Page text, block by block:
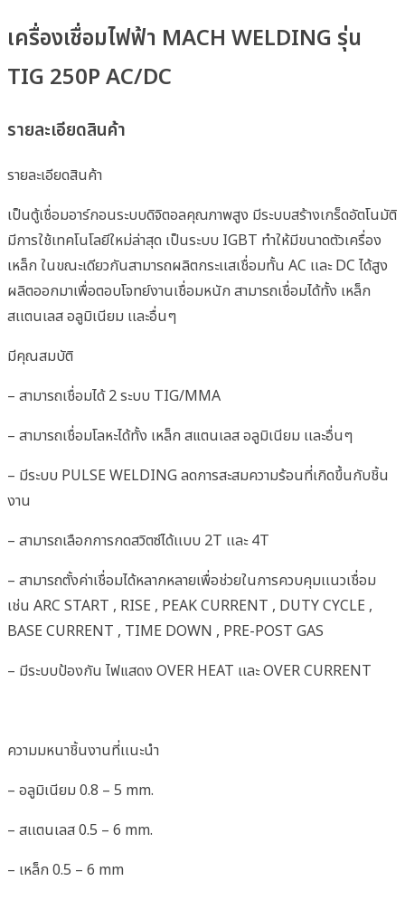
เครื่องเชื่อมไฟฟ้า MACH WELDING รุ่น
TIG 250P AC/DC
รายละเอียดสินค้า
รายละเอียดสินค้า
เป็นตู้เชื่อมอาร์กอนระบบดิจิตอลคุณภาพสูง มีระบบสร้างเกร็ดอัตโนมัติ
มีการใช้เทคโนโลยีใหม่ล่าสุด เป็นระบบ IGBT ทำให้มีขนาดตัวเครื่อง
เหล็ก ในขณะเดียวกันสามารถผลิตกระเเสเชื่อมทั้น AC เเละ DC ได้สูง
ผลิตออกมาเพื่อตอบโจทย์งานเชื่อมหนัก สามารถเชื่อมได้ทั้ง เหล็ก
สเเตนเลส อลูมิเนียม เเละอื่นๆ
มีคุณสมบัติ
– สามารถเชื่อมได้ 2 ระบบ TIG/MMA
– สามารถเชื่อมโลหะได้ทั้ง เหล็ก สแตนเลส อลูมิเนียม เเละอื่นๆ
– มีระบบ PULSE WELDING ลดการสะสมความร้อนที่เกิดขึ้นกับชิ้น
งาน
– สามารถเลือกการกดสวิตซ์ได้เเบบ 2T เเละ 4T
– สามารถตั้งค่าเชื่อมได้หลากหลายเพื่อช่วยในการควบคุมเเนวเชื่อม
เช่น ARC START , RISE , PEAK CURRENT , DUTY CYCLE ,
BASE CURRENT , TIME DOWN , PRE-POST GAS
– มีระบบป้องกัน ไฟแสดง OVER HEAT เเละ OVER CURRENT
ความมหนาชิ้นงานที่เเนะนำ
– อลูมิเนียม 0.8 – 5 mm.
– สเเตนเลส 0.5 – 6 mm.
– เหล็ก 0.5 – 6 mm